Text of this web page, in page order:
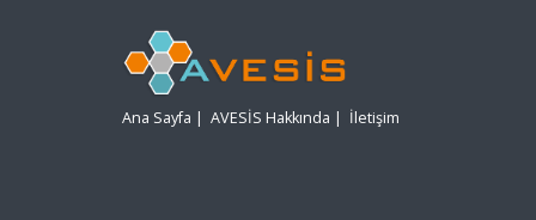
Ana Sayfa | AVESİS Hakkında | İletişim